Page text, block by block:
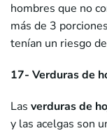
hombres que no
más de 3
tenían un riesgo
17- Verduras de
Las verduras de
y las acelgas son